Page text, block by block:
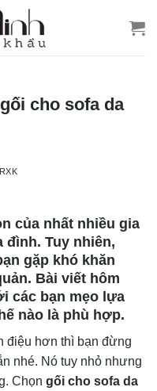
cho sofa da
của nhất nhiều gia
đình. Tuy nhiên,
gặp khó khăn
Bài viết hôm
các bạn mẹo lựa
nào là phù hợp.
điệu hơn thì bạn đừng
nhé. Nó tuy nhỏ nhưng
Chọn gối cho sofa da